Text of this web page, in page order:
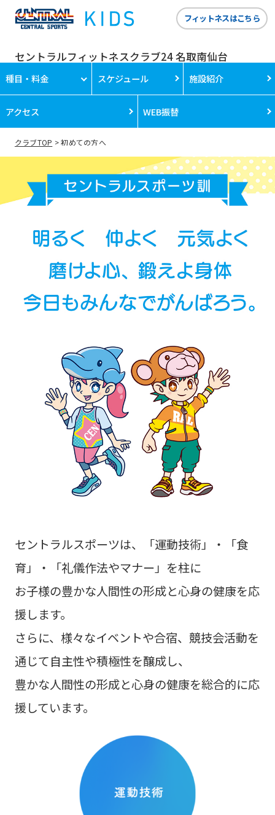
セントラルフィットネスクラブ24 名取南仙台
フィットネスはこちら
種目・料金 スケジュール 施設紹介
アクセス WEB振替
クラブTOP 初めての方へ
セントラルスポーツは、「運動技術」・「食
育」・「礼儀作法やマナー」を柱に
お子様の豊かな人間性の形成と心身の健康を応
援します。
さらに、様々なイベントや合宿、競技会活動を
通じて自主性や積極性を醸成し、
豊かな人間性の形成と心身の健康を総合的に応
援しています。